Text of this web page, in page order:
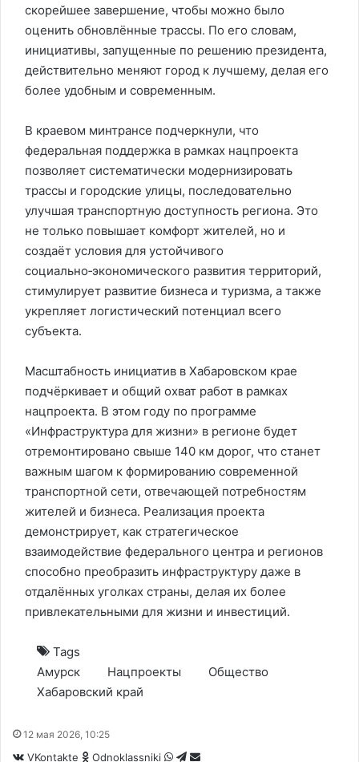
скорейшее завершение, чтобы можно было
оценить обновлённые трассы. По его словам,
инициативы, запущенные по решению президента,
действительно меняют город к лучшему, делая его
более удобным и современным.
В краевом минтрансе подчеркнули, что
федеральная поддержка в рамках нацпроекта
позволяет систематически модернизировать
трассы и городские улицы, последовательно
улучшая транспортную доступность региона. Это
не только повышает комфорт жителей, но и
создаёт условия для устойчивого
социально‑экономического развития территорий,
стимулирует развитие бизнеса и туризма, а также
укрепляет логистический потенциал всего
субъекта.
Масштабность инициатив в Хабаровском крае
подчёркивает и общий охват работ в рамках
нацпроекта. В этом году по программе
«Инфраструктура для жизни» в регионе будет
отремонтировано свыше 140 км дорог, что станет
важным шагом к формированию современной
транспортной сети, отвечающей потребностям
жителей и бизнеса. Реализация проекта
демонстрирует, как стратегическое
взаимодействие федерального центра и регионов
способно преобразить инфраструктуру даже в
отдалённых уголках страны, делая их более
привлекательными для жизни и инвестиций.
Tags
Амурск
Нацпроекты
Общество
Хабаровский край
12 мая 2026, 10:25
VKontakte Odnoklassniki WhatsApp
Telegram
Share